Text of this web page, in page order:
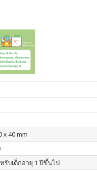
x 40 mm
รับเด็กอายุ 1 ปีขึ้นไป